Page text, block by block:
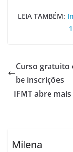
LEIA TAMBÉM:
Curso gratuito
be inscrições
IFMT abre
Milena